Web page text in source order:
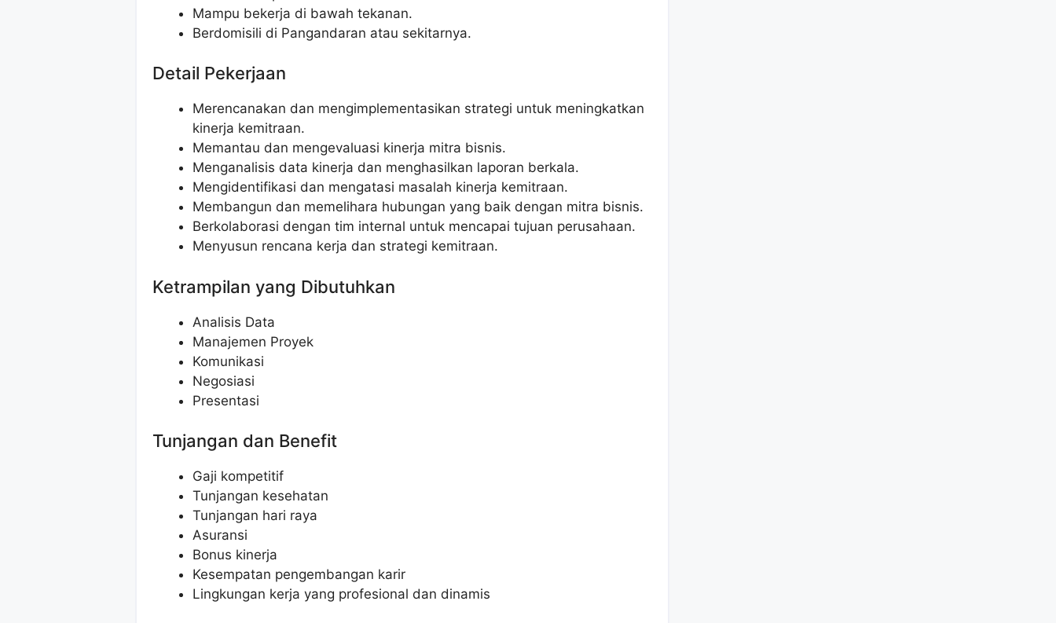
Mampu bekerja di bawah tekanan.
Berdomisili di Pangandaran atau sekitarnya.
Detail Pekerjaan
Merencanakan dan mengimplementasikan strategi untuk meningkatkan
kinerja kemitraan.
Memantau dan mengevaluasi kinerja mitra bisnis.
Menganalisis data kinerja dan menghasilkan laporan berkala.
Mengidentifikasi dan mengatasi masalah kinerja kemitraan.
Membangun dan memelihara hubungan yang baik dengan mitra bisnis.
Berkolaborasi dengan tim internal untuk mencapai tujuan perusahaan.
Menyusun rencana kerja dan strategi kemitraan.
Ketrampilan yang Dibutuhkan
Analisis Data
Manajemen Proyek
Komunikasi
Negosiasi
Presentasi
Tunjangan dan Benefit
Gaji kompetitif
Tunjangan kesehatan
Tunjangan hari raya
Asuransi
Bonus kinerja
Kesempatan pengembangan karir
Lingkungan kerja yang profesional dan dinamis